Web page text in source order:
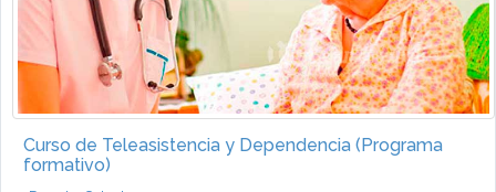
Curso de Teleasistencia y Dependencia (Programa
formativo)